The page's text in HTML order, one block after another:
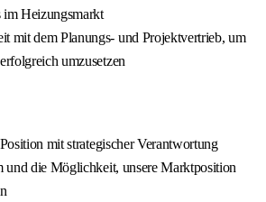
im Heizungsmarkt
mit dem Planungs- und Projektvertrieb, um
umzusetzen
mit strategischer Verantwortung
und die Möglichkeit, unsere Marktposition